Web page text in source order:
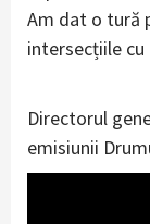
Am dat o tură
intersecțiile cu
Directorul
emisiunii